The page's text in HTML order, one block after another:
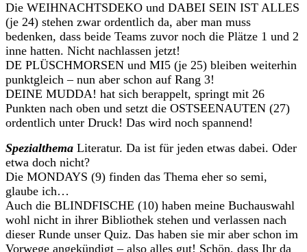
Die WEIHNACHTSDEKO und DABEI SEIN IST ALLES
(je 24) stehen zwar ordentlich da, aber man muss
bedenken, dass beide Teams zuvor noch die Plätze 1 und 2
inne hatten. Nicht nachlassen jetzt!
DE PLÜSCHMORSEN und MI5 (je 25) bleiben weiterhin
punktgleich – nun aber schon auf Rang 3!
DEINE MUDDA! hat sich berappelt, springt mit 26
Punkten nach oben und setzt die OSTSEENAUTEN (27)
ordentlich unter Druck! Das wird noch spannend!
Spezialthema Literatur. Da ist für jeden etwas dabei. Oder
etwa doch nicht?
Die MONDAYS (9) finden das Thema eher so semi,
glaube ich…
Auch die BLINDFISCHE (10) haben meine Buchauswahl
wohl nicht in ihrer Bibliothek stehen und verlassen nach
dieser Runde unser Quiz. Das haben sie mir aber schon im
Vorwege angekündigt – also alles gut! Schön, dass Ihr da